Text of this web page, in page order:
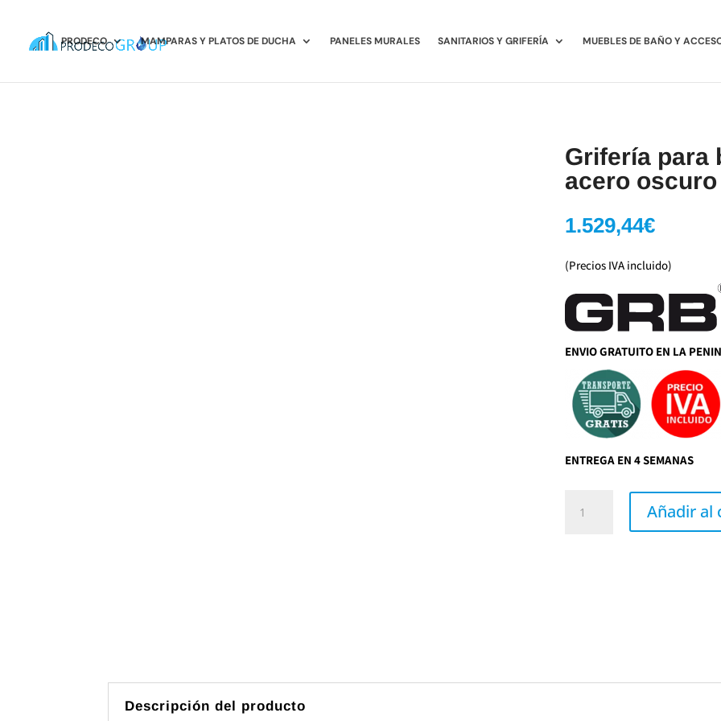
PRODECO MAMPARAS Y PLATOS DE DUCHA PANELES MURALES SANITARIOS Y GRIFERÍA MUEBLES DE BAÑO Y
Grifería para
acero
1.529,44€
(Precios IVA incluido)
ENVIO GRATUITO EN LA
ENTREGA EN 4 SEMANAS
para
bañera Añadir al
Descripción del producto